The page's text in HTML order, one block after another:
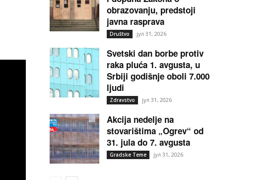
obrazovanju, predstoji
javna rasprava
Društvo јул 31, 2026
Svetski dan borbe protiv
raka pluća 1. avgusta, u
Srbiji godišnje oboli 7.000
ljudi
Zdravstvo јул 31, 2026
Akcija nedelje na
stovarištima „Ogrev“ od
31. jula do 7. avgusta
Gradske Teme јул 31, 2026